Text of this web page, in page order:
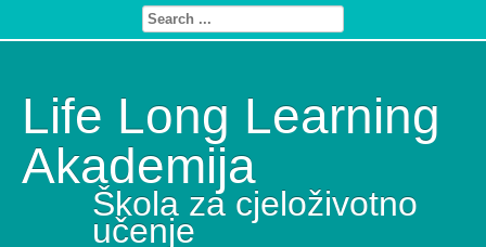
Life Long Learning
Akademija
Škola za cjeloživotno
učenje